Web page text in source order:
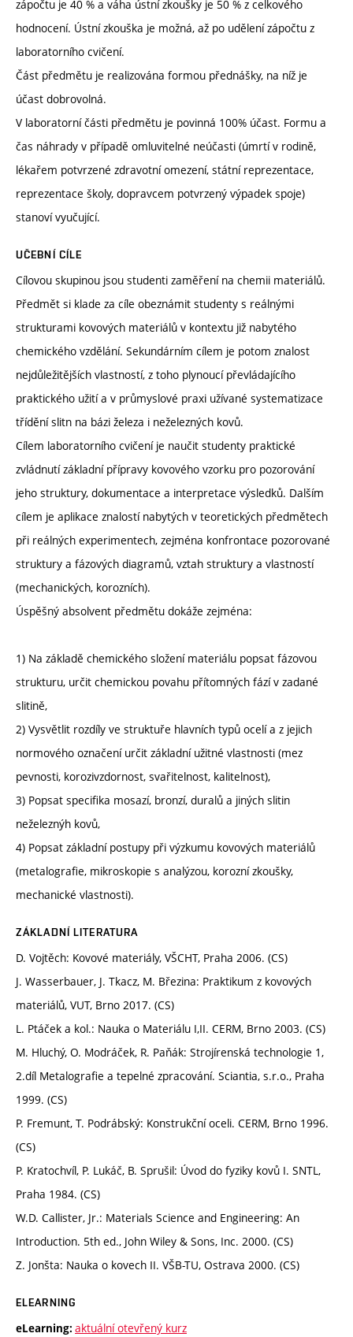
zápočtu je 40 % a váha ústní zkoušky je 50 % z celkového
hodnocení. Ústní zkouška je možná, až po udělení zápočtu z
laboratorního cvičení.
Část předmětu je realizována formou přednášky, na níž je
účast dobrovolná.
V laboratorní části předmětu je povinná 100% účast. Formu a
čas náhrady v případě omluvitelné neúčasti (úmrtí v rodině,
lékařem potvrzené zdravotní omezení, státní reprezentace,
reprezentace školy, dopravcem potvrzený výpadek spoje)
stanoví vyučující.
UČEBNÍ CÍLE
Cílovou skupinou jsou studenti zaměření na chemii materiálů.
Předmět si klade za cíle obeznámit studenty s reálnými
strukturami kovových materiálů v kontextu již nabytého
chemického vzdělání. Sekundárním cílem je potom znalost
nejdůležitějších vlastností, z toho plynoucí převládajícího
praktického užití a v průmyslové praxi užívané systematizace
třídění slitn na bázi železa i neželezných kovů.
Cílem laboratorního cvičení je naučit studenty praktické
zvládnutí základní přípravy kovového vzorku pro pozorování
jeho struktury, dokumentace a interpretace výsledků. Dalším
cílem je aplikace znalostí nabytých v teoretických předmětech
při reálných experimentech, zejména konfrontace pozorované
struktury a fázových diagramů, vztah struktury a vlastností
(mechanických, korozních).
Úspěšný absolvent předmětu dokáže zejména:
1) Na základě chemického složení materiálu popsat fázovou
strukturu, určit chemickou povahu přítomných fází v zadané
slitině,
2) Vysvětlit rozdíly ve struktuře hlavních typů ocelí a z jejich
normového označení určit základní užitné vlastnosti (mez
pevnosti, korozivzdornost, svařitelnost, kalitelnost),
3) Popsat specifika mosazí, bronzí, duralů a jiných slitin
neželeznýh kovů,
4) Popsat základní postupy při výzkumu kovových materiálů
(metalografie, mikroskopie s analýzou, korozní zkoušky,
mechanické vlastnosti).
ZÁKLADNÍ LITERATURA
D. Vojtěch: Kovové materiály, VŠCHT, Praha 2006. (CS)
J. Wasserbauer, J. Tkacz, M. Březina: Praktikum z kovových
materiálů, VUT, Brno 2017. (CS)
L. Ptáček a kol.: Nauka o Materiálu I,II. CERM, Brno 2003. (CS)
M. Hluchý, O. Modráček, R. Paňák: Strojírenská technologie 1,
2.díl Metalografie a tepelné zpracování. Sciantia, s.r.o., Praha
1999. (CS)
P. Fremunt, T. Podrábský: Konstrukční oceli. CERM, Brno 1996.
(CS)
P. Kratochvíl, P. Lukáč, B. Sprušil: Úvod do fyziky kovů I. SNTL,
Praha 1984. (CS)
W.D. Callister, Jr.: Materials Science and Engineering: An
Introduction. 5th ed., John Wiley & Sons, Inc. 2000. (CS)
Z. Jonšta: Nauka o kovech II. VŠB-TU, Ostrava 2000. (CS)
ELEARNING
eLearning: aktuální otevřený kurz